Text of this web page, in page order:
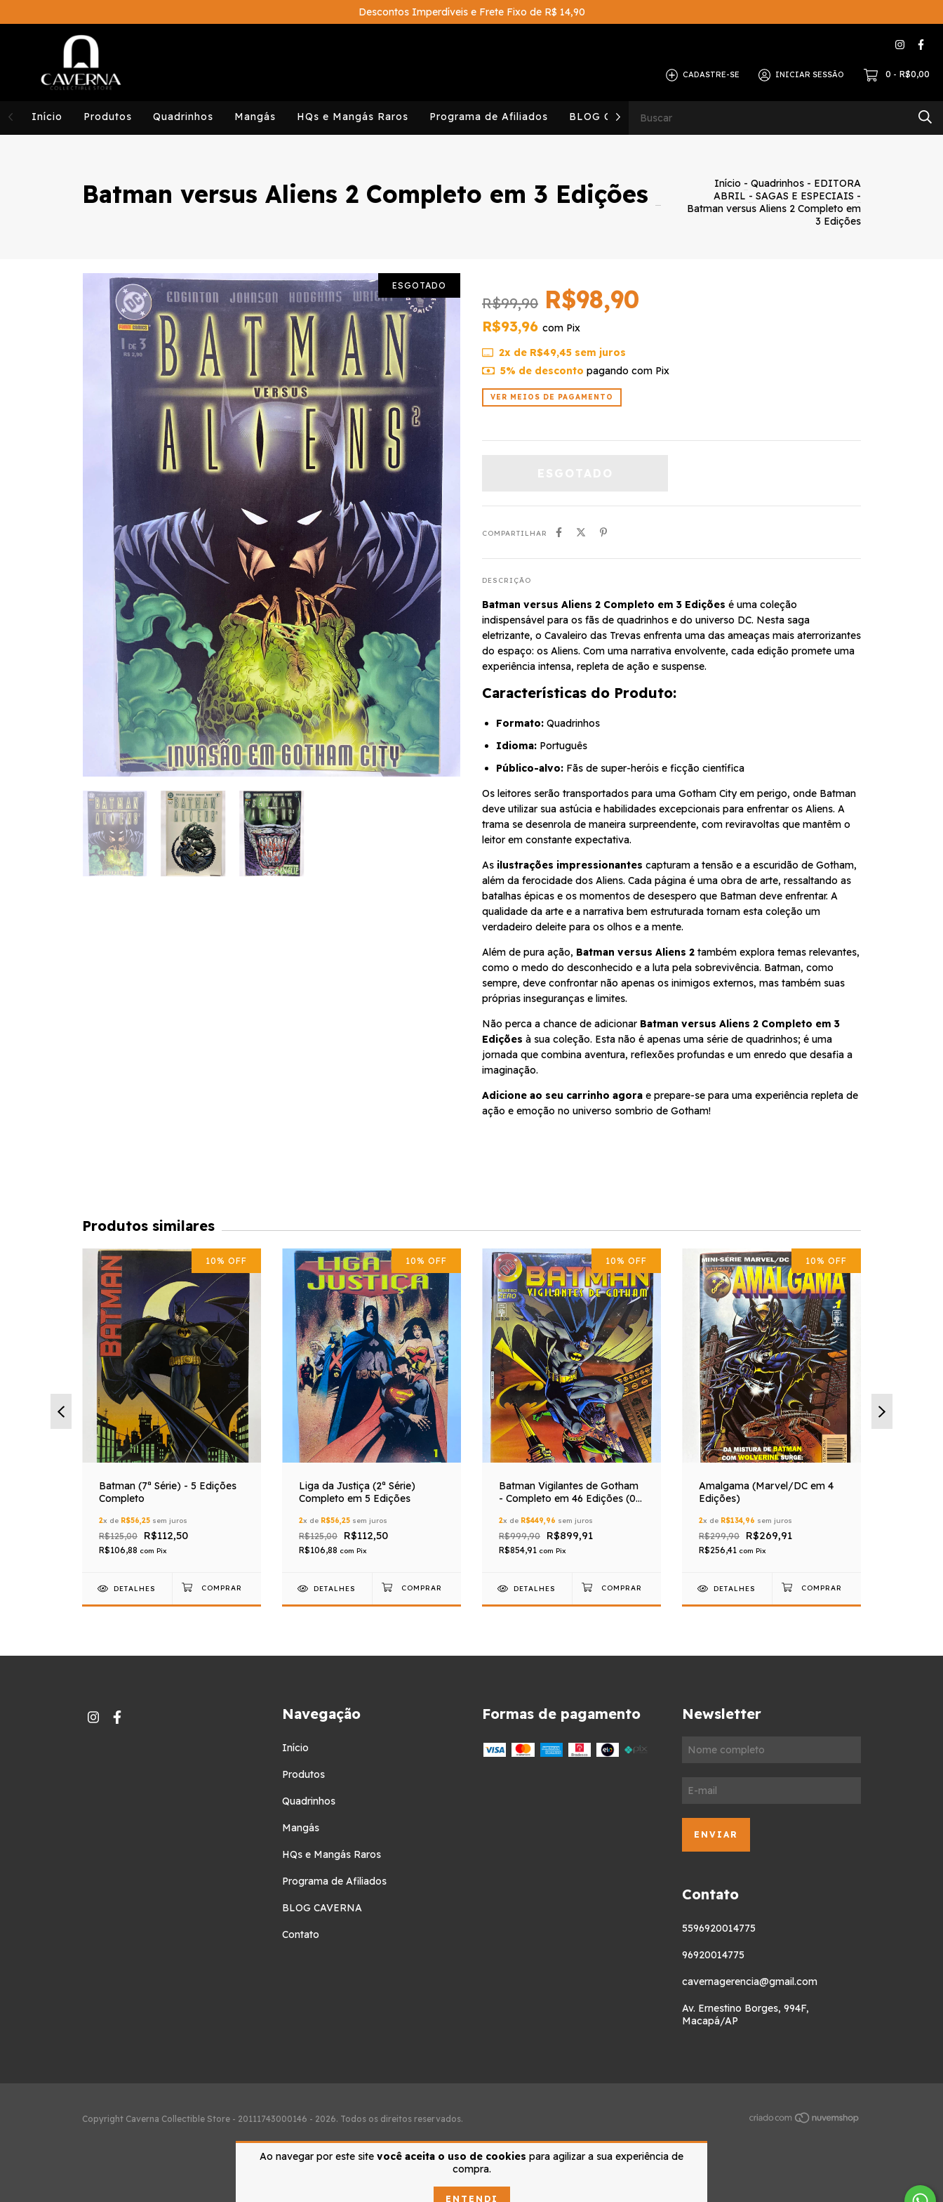
Descontos Imperdíveis e Frete Fixo de R$ 14,90
CADASTRE-SE INICIAR SESSÃO 0 - R$0,00
Início Produtos Quadrinhos Mangás HQs e Mangás Raros Programa de Afiliados BLOG CAVERNA
Ao navegar por este site você aceita o uso de cookies para agilizar a sua experiência de
compra.
ENTENDI
Batman versus Aliens 2 Completo em 3 Edições Início - Quadrinhos - EDITORA
ABRIL - SAGAS E ESPECIAIS -
Batman versus Aliens 2 Completo em
3 Edições
ESGOTADO
R$99,90 R$98,90
R$93,96 com Pix
2x de R$49,45sem juros
5% de desconto pagando com Pix
VER MEIOS DE PAGAMENTO
COMPARTILHAR
DESCRIÇÃO
Batman versus Aliens 2 Completo em 3 Edições é uma coleção
indispensável para os fãs de quadrinhos e do universo DC. Nesta saga
eletrizante, o Cavaleiro das Trevas enfrenta uma das ameaças mais aterrorizantes
do espaço: os Aliens. Com uma narrativa envolvente, cada edição promete uma
experiência intensa, repleta de ação e suspense.
Características do Produto:
Formato: Quadrinhos
Idioma: Português
Público-alvo: Fãs de super-heróis e ficção científica
Os leitores serão transportados para uma Gotham City em perigo, onde Batman
deve utilizar sua astúcia e habilidades excepcionais para enfrentar os Aliens. A
trama se desenrola de maneira surpreendente, com reviravoltas que mantêm o
leitor em constante expectativa.
As ilustrações impressionantes capturam a tensão e a escuridão de Gotham,
além da ferocidade dos Aliens. Cada página é uma obra de arte, ressaltando as
batalhas épicas e os momentos de desespero que Batman deve enfrentar. A
qualidade da arte e a narrativa bem estruturada tornam esta coleção um
verdadeiro deleite para os olhos e a mente.
Além de pura ação, Batman versus Aliens 2 também explora temas relevantes,
como o medo do desconhecido e a luta pela sobrevivência. Batman, como
sempre, deve confrontar não apenas os inimigos externos, mas também suas
próprias inseguranças e limites.
Não perca a chance de adicionar Batman versus Aliens 2 Completo em 3
Edições à sua coleção. Esta não é apenas uma série de quadrinhos; é uma
jornada que combina aventura, reflexões profundas e um enredo que desafia a
imaginação.
Adicione ao seu carrinho agora e prepare-se para uma experiência repleta de
ação e emoção no universo sombrio de Gotham!
Produtos similares
10% OFF
Batman (7ª Série) - 5 Edições
Completo
2x de R$56,25 sem juros
R$125,00 R$112,50
R$106,88 com Pix
DETALHES
10% OFF
Liga da Justiça (2ª Série)
Completo em 5 Edições
2x de R$56,25 sem juros
R$125,00 R$112,50
R$106,88 com Pix
DETALHES
10% OFF
Batman Vigilantes de Gotham
- Completo em 46 Edições (0 a
2x de R$449,96 sem juros
R$999,90 R$899,91
R$854,91 com Pix
DETALHES
10% OFF
Amalgama (Marvel/DC em 4
Edições)
2x de R$134,96 sem juros
R$299,90 R$269,91
R$256,41 com Pix
DETALHES
Navegação
Início
Produtos
Quadrinhos
Mangás
HQs e Mangás Raros
Programa de Afiliados
BLOG CAVERNA
Contato
Formas de pagamento Newsletter
Contato
5596920014775
96920014775
cavernagerencia@gmail.com
Av. Ernestino Borges, 994F,
Macapá/AP
Copyright Caverna Collectible Store - 20111743000146 - 2026. Todos os direitos reservados.